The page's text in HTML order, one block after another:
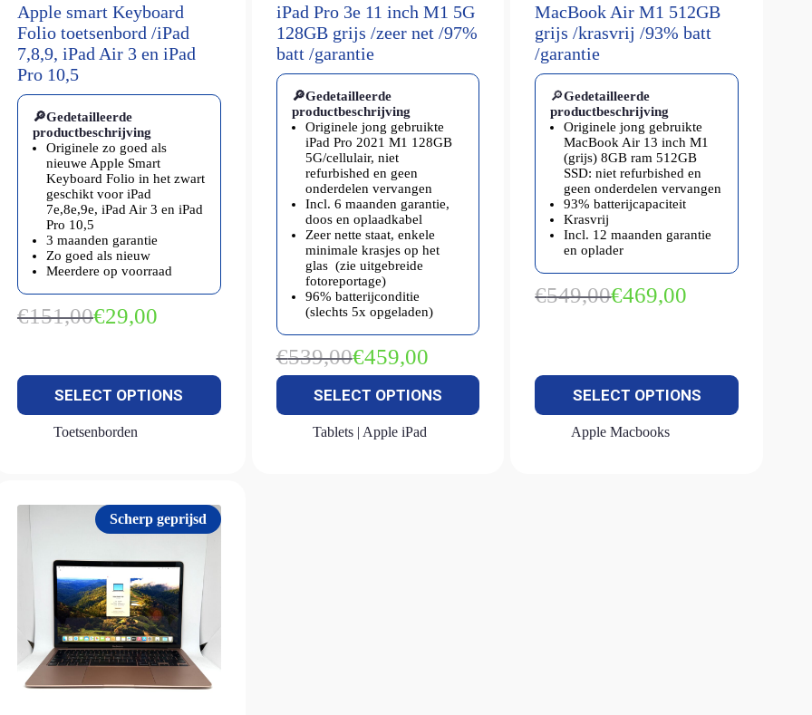
Apple smart Keyboard
Folio toetsenbord /iPad
7,8,9, iPad Air 3 en iPad
Pro 10,5
🔎Gedetailleerde
productbeschrijving
Originele zo goed als
nieuwe Apple Smart
Keyboard Folio in het zwart
geschikt voor iPad
7e,8e,9e, iPad Air 3 en iPad
Pro 10,5
3 maanden garantie
Zo goed als nieuw
Meerdere op voorraad
€151,00Oorspronkelijke
€29,00
Huidige
SELECT OPTIONS
Toetsenborden
iPad Pro 3e 11 inch M1 5G
128GB grijs /zeer net /97%
batt /garantie
🔎Gedetailleerde
productbeschrijving
Originele jong gebruikte
iPad Pro 2021 M1 128GB
5G/cellulair, niet
refurbished en geen
onderdelen vervangen
Incl. 6 maanden garantie,
doos en oplaadkabel
Zeer nette staat, enkele
minimale krasjes op het
glas (zie uitgebreide
fotoreportage)
96% batterijconditie
(slechts 5x opgeladen)
€539,00Oorspronkelijke
prijs
was:
€539,00.
€459,00
Huidige
prijs
is:
€459,00.
SELECT OPTIONS
Tablets | Apple iPad
MacBook Air M1 512GB
grijs /krasvrij /93% batt
/garantie
🔎Gedetailleerde
productbeschrijving
Originele jong gebruikte
MacBook Air 13 inch M1
(grijs) 8GB ram 512GB
SSD: niet refurbished en
geen onderdelen vervangen
93% batterijcapaciteit
Krasvrij
Incl. 12 maanden garantie
en oplader
€549,00Oorspronkelijke
€469,00
Huidige
SELECT OPTIONS
Apple Macbooks
Scherp geprijsd